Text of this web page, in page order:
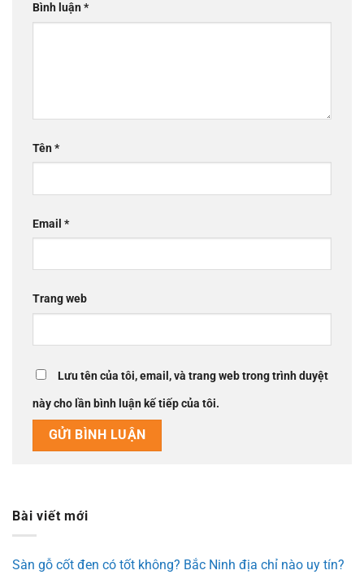
Bình luận*
Tên*
Email *
Trang web
Lưu tên của tôi, email, và trang web trong trình duyệt
này cho lần bình luận kế tiếp của tôi.
Bài viết mới
Sàn gỗ cốt đen có tốt không? Bắc Ninh địa chỉ nào uy tín?